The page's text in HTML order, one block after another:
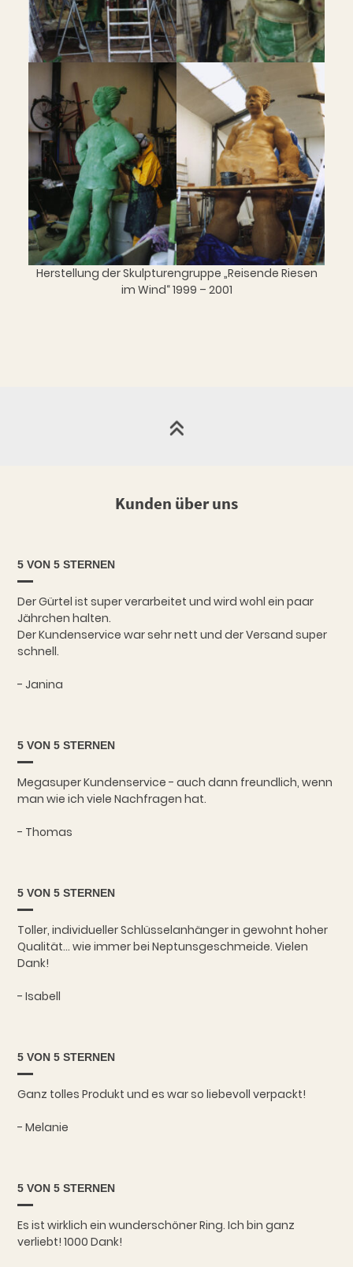
Herstellung der Skulpturengruppe „Reisende Riesen
im Wind“ 1999 – 2001
Kunden über uns
5 VON 5 STERNEN
Der Gürtel ist super verarbeitet und wird wohl ein paar
Jährchen halten.
Der Kundenservice war sehr nett und der Versand super
schnell.
- Janina
5 VON 5 STERNEN
Megasuper Kundenservice - auch dann freundlich, wenn
man wie ich viele Nachfragen hat.
- Thomas
5 VON 5 STERNEN
Toller, individueller Schlüsselanhänger in gewohnt hoher
Qualität... wie immer bei Neptunsgeschmeide. Vielen
Dank!
- Isabell
5 VON 5 STERNEN
Ganz tolles Produkt und es war so liebevoll verpackt!
- Melanie
5 VON 5 STERNEN
Es ist wirklich ein wunderschöner Ring. Ich bin ganz
verliebt! 1000 Dank!